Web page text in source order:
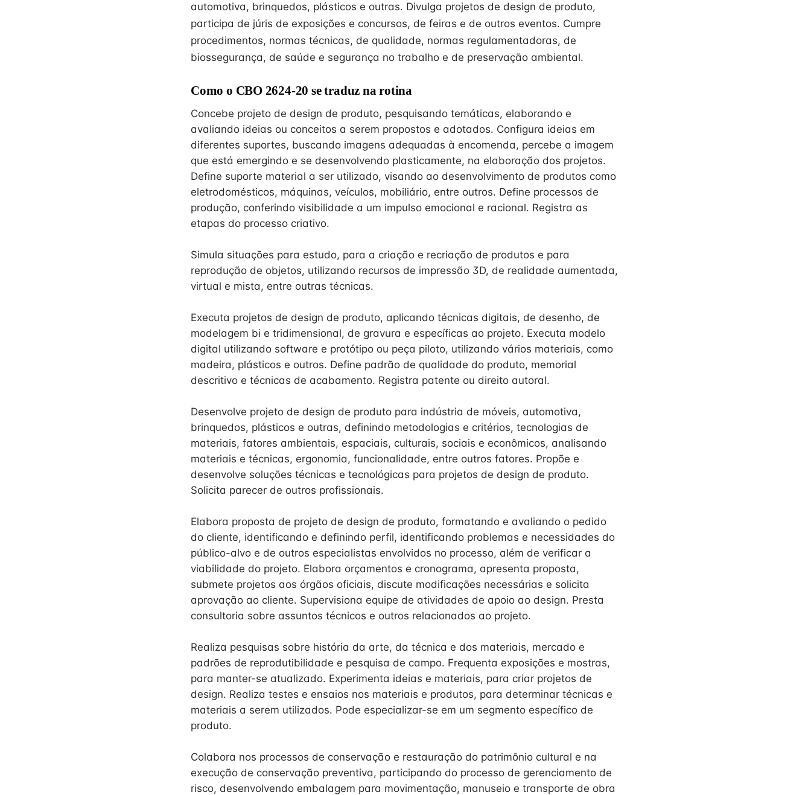
automotiva, brinquedos, plásticos e outras. Divulga projetos de design de produto,
participa de júris de exposições e concursos, de feiras e de outros eventos. Cumpre
procedimentos, normas técnicas, de qualidade, normas regulamentadoras, de
biossegurança, de saúde e segurança no trabalho e de preservação ambiental.
Como o CBO 2624-20 se traduz na rotina
Concebe projeto de design de produto, pesquisando temáticas, elaborando e
avaliando ideias ou conceitos a serem propostos e adotados. Configura ideias em
diferentes suportes, buscando imagens adequadas à encomenda, percebe a imagem
que está emergindo e se desenvolvendo plasticamente, na elaboração dos projetos.
Define suporte material a ser utilizado, visando ao desenvolvimento de produtos como
eletrodomésticos, máquinas, veículos, mobiliário, entre outros. Define processos de
produção, conferindo visibilidade a um impulso emocional e racional. Registra as
etapas do processo criativo.
Simula situações para estudo, para a criação e recriação de produtos e para
reprodução de objetos, utilizando recursos de impressão 3D, de realidade aumentada,
virtual e mista, entre outras técnicas.
Executa projetos de design de produto, aplicando técnicas digitais, de desenho, de
modelagem bi e tridimensional, de gravura e específicas ao projeto. Executa modelo
digital utilizando software e protótipo ou peça piloto, utilizando vários materiais, como
madeira, plásticos e outros. Define padrão de qualidade do produto, memorial
descritivo e técnicas de acabamento. Registra patente ou direito autoral.
Desenvolve projeto de design de produto para indústria de móveis, automotiva,
brinquedos, plásticos e outras, definindo metodologias e critérios, tecnologias de
materiais, fatores ambientais, espaciais, culturais, sociais e econômicos, analisando
materiais e técnicas, ergonomia, funcionalidade, entre outros fatores. Propõe e
desenvolve soluções técnicas e tecnológicas para projetos de design de produto.
Solicita parecer de outros profissionais.
Elabora proposta de projeto de design de produto, formatando e avaliando o pedido
do cliente, identificando e definindo perfil, identificando problemas e necessidades do
público-alvo e de outros especialistas envolvidos no processo, além de verificar a
viabilidade do projeto. Elabora orçamentos e cronograma, apresenta proposta,
submete projetos aos órgãos oficiais, discute modificações necessárias e solicita
aprovação ao cliente. Supervisiona equipe de atividades de apoio ao design. Presta
consultoria sobre assuntos técnicos e outros relacionados ao projeto.
Realiza pesquisas sobre história da arte, da técnica e dos materiais, mercado e
padrões de reprodutibilidade e pesquisa de campo. Frequenta exposições e mostras,
para manter-se atualizado. Experimenta ideias e materiais, para criar projetos de
design. Realiza testes e ensaios nos materiais e produtos, para determinar técnicas e
materiais a serem utilizados. Pode especializar-se em um segmento específico de
produto.
Colabora nos processos de conservação e restauração do patrimônio cultural e na
execução de conservação preventiva, participando do processo de gerenciamento de
risco, desenvolvendo embalagem para movimentação, manuseio e transporte de obra